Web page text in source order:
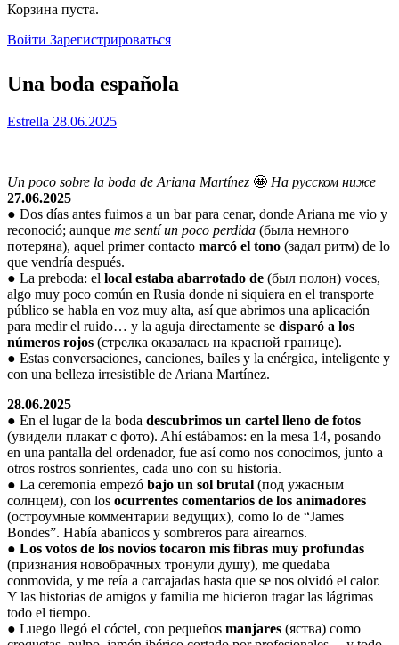
Корзина пуста.
Войти Зарегистрироваться
Close
search
Una boda española
Estrella 28.06.2025
Un poco sobre la boda de Ariana Martínez 🤩 На русском ниже
27.06.2025
● Dos días antes fuimos a un bar para cenar, donde Ariana me vio y
reconoció; aunque me sentí un poco perdida (была немного
потеряна), aquel primer contacto marcó el tono (задал ритм) de lo
que vendría después.
● La preboda: el local estaba abarrotado de (был полон) voces,
algo muy poco común en Rusia donde ni siquiera en el transporte
público se habla en voz muy alta, así que abrimos una aplicación
para medir el ruido… y la aguja directamente se disparó a los
números rojos (стрелка оказалась на красной границе).
● Estas conversaciones, canciones, bailes y la enérgica, inteligente y
con una belleza irresistible de Ariana Martínez.
28.06.2025
● En el lugar de la boda descubrimos un cartel lleno de fotos
(увидели плакат с фото). Ahí estábamos: en la mesa 14, posando
en una pantalla del ordenador, fue así como nos conocimos, junto a
otros rostros sonrientes, cada uno con su historia.
● La ceremonia empezó bajo un sol brutal (под ужасным
солнцем), con los ocurrentes comentarios de los animadores
(остроумные комментарии ведущих), como lo de “James
Bondes”. Había abanicos y sombreros para airearnos.
● Los votos de los novios tocaron mis fibras muy profundas
(признания новобрачных тронули душу), me quedaba
conmovida, y me reía a carcajadas hasta que se nos olvidó el calor.
Y las historias de amigos y familia me hicieron tragar las lágrimas
todo el tiempo.
● Luego llegó el cóctel, con pequeños manjares (яства) como